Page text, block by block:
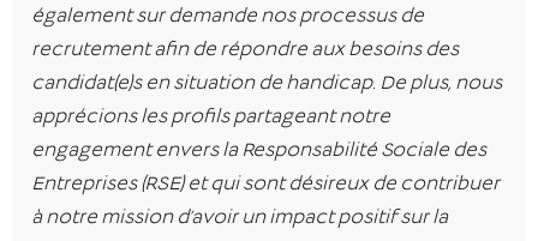
également sur demande nos processus de
recrutement afin de répondre aux besoins des
candidat(e)s en situation de handicap. De plus, nous
apprécions les profils partageant notre
engagement envers la Responsabilité Sociale des
Entreprises (RSE) et qui sont désireux de contribuer
à notre mission d’avoir un impact positif sur la